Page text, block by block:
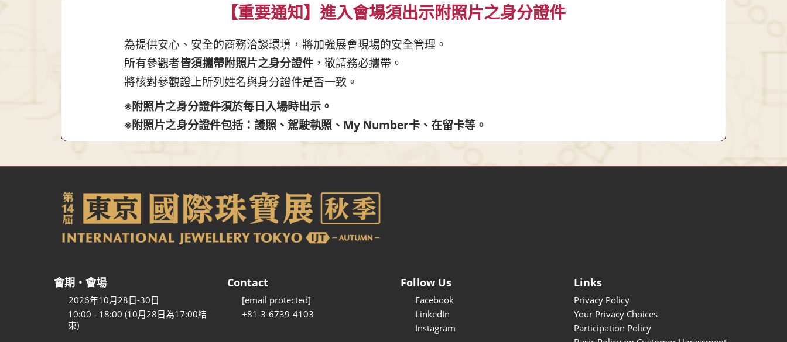
【重要通知】進入會場須出示附照片之身分證件
為提供安心、安全的商務洽談環境，將加強展會現場的安全管理。
所有參觀者皆須攜帶附照片之身分證件，敬請務必攜帶。
將核對參觀證上所列姓名與身分證件是否一致。
※附照片之身分證件須於每日入場時出示。
※附照片之身分證件包括：護照、駕駛執照、My Number卡、在留卡等。
會期・會場
2026年10月28日-30日
10:00 - 18:00 (10月28日為17:00結
束)
Contact
[email protected]
+81-3-6739-4103
Follow Us
Facebook
LinkedIn
Instagram
Links
Privacy Policy
Your Privacy Choices
Participation Policy